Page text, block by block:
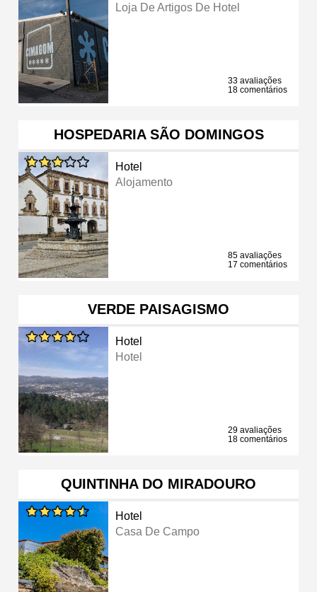
Loja De Artigos De Hotel
33 avaliações
18 comentários
HOSPEDARIA SÃO DOMINGOS
Hotel
Alojamento
85 avaliações
17 comentários
VERDE PAISAGISMO
Hotel
Hotel
29 avaliações
18 comentários
QUINTINHA DO MIRADOURO
Hotel
Casa De Campo